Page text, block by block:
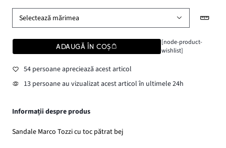
Selectează mărimea
ADAUGĂ ÎN COȘ
[node-product-
wishlist]
54 persoane apreciează acest articol
13 persoane au vizualizat acest articol în ultimele 24h
Informații despre produs
Sandale Marco Tozzi cu toc pătrat bej